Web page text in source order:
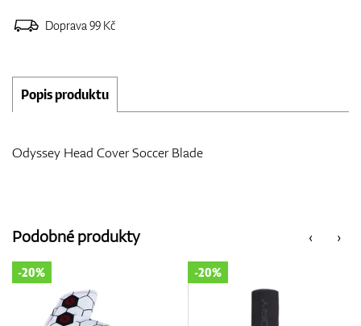
Doprava 99 Kč
Popis produktu
Odyssey Head Cover Soccer Blade
‹
Podobné produkty ›